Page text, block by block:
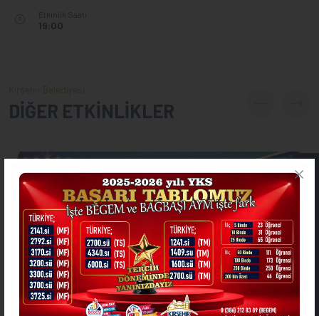
Etkinlik Saati
19:00
DİĞER ETKİNLİKLER
ONLİNE İŞLEMLER